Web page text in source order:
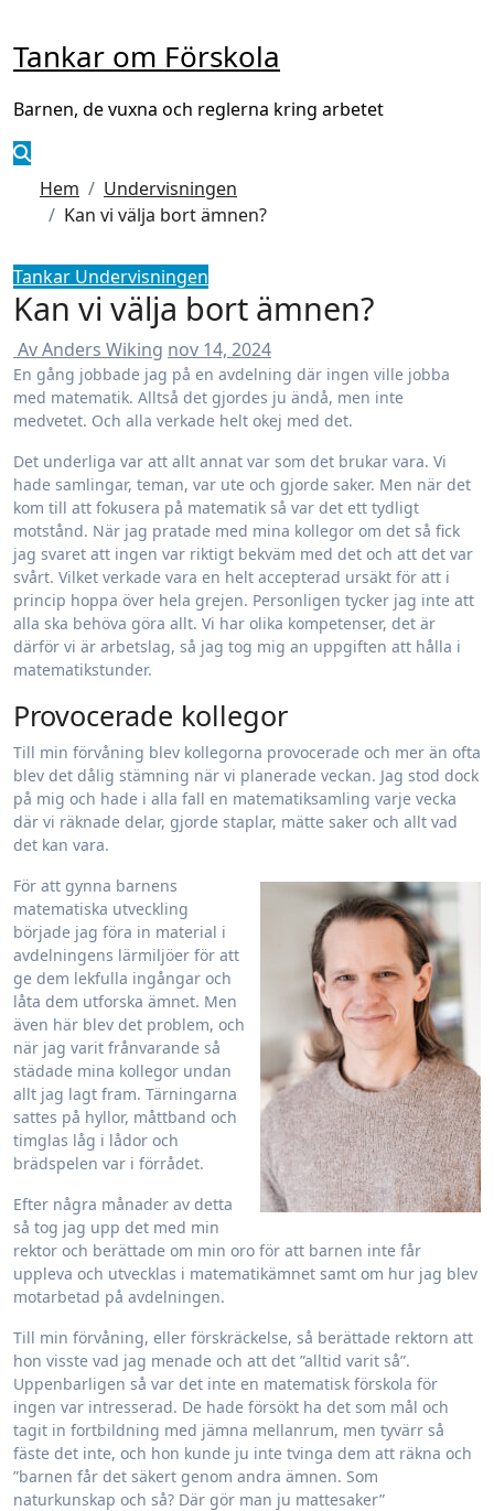
innehåll
Tankar om Förskola
Barnen, de vuxna och reglerna kring arbetet
Hem
Undervisningen
Kan vi välja bort ämnen?
Tankar Undervisningen
Kan vi välja bort ämnen?
Av Anders Wiking nov 14, 2024
En gång jobbade jag på en avdelning där ingen ville jobba
med matematik. Alltså det gjordes ju ändå, men inte
medvetet. Och alla verkade helt okej med det.
Det underliga var att allt annat var som det brukar vara. Vi
hade samlingar, teman, var ute och gjorde saker. Men när det
kom till att fokusera på matematik så var det ett tydligt
motstånd. När jag pratade med mina kollegor om det så fick
jag svaret att ingen var riktigt bekväm med det och att det var
svårt. Vilket verkade vara en helt accepterad ursäkt för att i
princip hoppa över hela grejen. Personligen tycker jag inte att
alla ska behöva göra allt. Vi har olika kompetenser, det är
därför vi är arbetslag, så jag tog mig an uppgiften att hålla i
matematikstunder.
Provocerade kollegor
Till min förvåning blev kollegorna provocerade och mer än ofta
blev det dålig stämning när vi planerade veckan. Jag stod dock
på mig och hade i alla fall en matematiksamling varje vecka
där vi räknade delar, gjorde staplar, mätte saker och allt vad
det kan vara.
För att gynna barnens
matematiska utveckling
började jag föra in material i
avdelningens lärmiljöer för att
ge dem lekfulla ingångar och
låta dem utforska ämnet. Men
även här blev det problem, och
när jag varit frånvarande så
städade mina kollegor undan
allt jag lagt fram. Tärningarna
sattes på hyllor, måttband och
timglas låg i lådor och
brädspelen var i förrådet.
Efter några månader av detta
så tog jag upp det med min
rektor och berättade om min oro för att barnen inte får
uppleva och utvecklas i matematikämnet samt om hur jag blev
motarbetad på avdelningen.
Till min förvåning, eller förskräckelse, så berättade rektorn att
hon visste vad jag menade och att det ”alltid varit så”.
Uppenbarligen så var det inte en matematisk förskola för
ingen var intresserad. De hade försökt ha det som mål och
tagit in fortbildning med jämna mellanrum, men tyvärr så
fäste det inte, och hon kunde ju inte tvinga dem att räkna och
”barnen får det säkert genom andra ämnen. Som
naturkunskap och så? Där gör man ju mattesaker”